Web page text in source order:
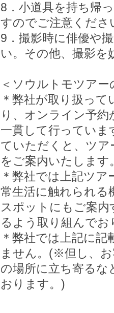
8．小道具を持ち帰
すのでご注意くださ
9．撮影時に俳優や
い。その他、撮影を
＜ソウルトモツア
＊弊社が取り扱っ
り、オンライン予
一貫して行ってい
ていただくと、ツア
をご案内いたします
＊弊社では上記ツ
常生活に触れられる
スポットにもご案
るよう取り組んでお
＊弊社では上記に
ません。(※但し、
の場所に立ち寄るな
おります。)